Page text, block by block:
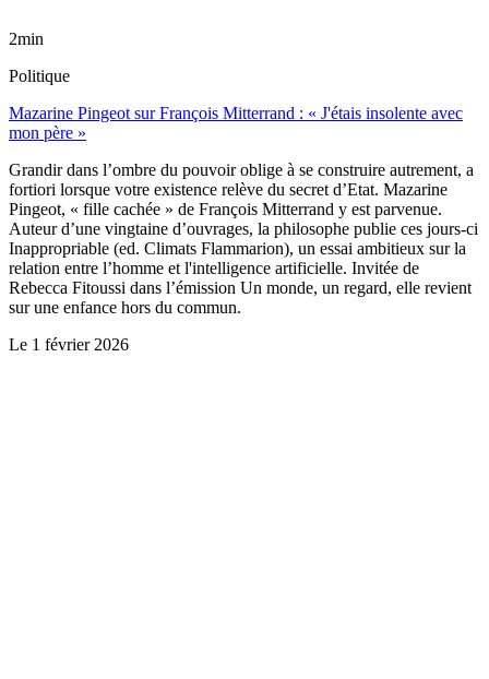
2min
Politique
Mazarine Pingeot sur François Mitterrand : « J'étais insolente avec
mon père »
Grandir dans l’ombre du pouvoir oblige à se construire autrement, a
fortiori lorsque votre existence relève du secret d’Etat. Mazarine
Pingeot, « fille cachée » de François Mitterrand y est parvenue.
Auteur d’une vingtaine d’ouvrages, la philosophe publie ces jours-ci
Inappropriable (ed. Climats Flammarion), un essai ambitieux sur la
relation entre l’homme et l'intelligence artificielle. Invitée de
Rebecca Fitoussi dans l’émission Un monde, un regard, elle revient
sur une enfance hors du commun.
Le 1 février 2026